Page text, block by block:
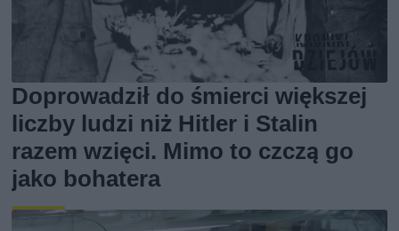
Doprowadził do śmierci większej
liczby ludzi niż Hitler i Stalin
razem wzięci. Mimo to czczą go
jako bohatera